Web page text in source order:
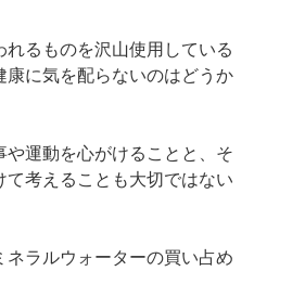
るものを沢山使用している
康に気を配らないのはどうか
や運動を心がけることと、そ
考えることも大切ではない
ラルウォーターの買い占め